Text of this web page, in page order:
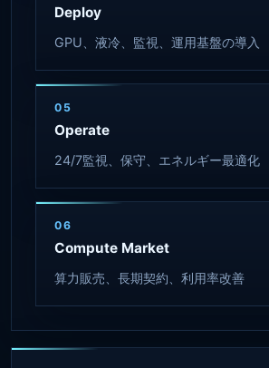
Deploy
GPU、液冷、監視、運用基盤の導入
05
Operate
24/7監視、保守、エネルギー最適化
06
Compute Market
算力販売、長期契約、利用率改善